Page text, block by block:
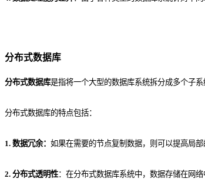
分布式数据库
分布式数据库是指将一个大型的数据库系统拆分成多个子
分布式数据库的特点包括：
1. 数据冗余： 如果在需要的节点复制数据，则可以提高局
2. 分布式透明性：在分布式数据库系统中，数据存储在网